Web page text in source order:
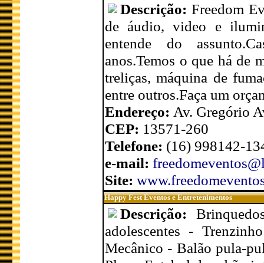
Descrição: Freedom
de áudio, video e
entende do
anos.Temos o que há de
treliças, máquina de
entre outros.Faça um
Endereço: Av. Gregório
CEP: 13571-260
Telefone: (16) 998142-
e-mail:
Site:
Happy Fest Eventos e Entretenimentos
Descrição:
adolescentes -
Mecânico - Balão pula-